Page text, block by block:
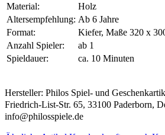
Material:
Holz
Altersempfehlung: Ab 6 Jahre
Format:
Kiefer, Maße 320 x
Anzahl Spieler:
ab 1
Spieldauer:
ca. 10 Minuten
Hersteller: Philos Spiel- und
Friedrich-List-Str. 65, 33100 Paderborn,
info@philosspiele.de